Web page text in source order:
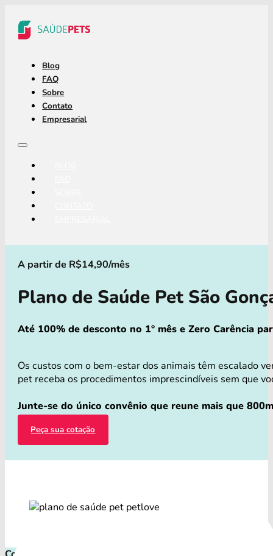
Blog
FAQ
Sobre
Contato
Empresarial
A partir de R$14,90/mês
Plano de Saúde Pet São
Até 100% de desconto no 1° mês e Zero Carência
Os custos com o bem-estar dos animais têm escalado
pet receba os procedimentos imprescindíveis sem que
Junte-se do único convênio que reune mais que
Peça sua cotação